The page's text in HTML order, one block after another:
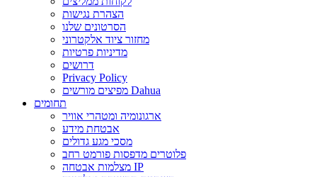
הצהרת נגישות
הסרטונים שלנו
מחזור ציוד אלקטרוני
מדיניות פרטיות
דרושים
Privacy Policy
מפיצים מורשים Dahua
תחומים
ארגונומיה ומטהרי אוויר
אבטחת מידע
מסכי מגע גדולים
פלוטרים מדפסות פורמט רחב
מצלמות אבטחה IP